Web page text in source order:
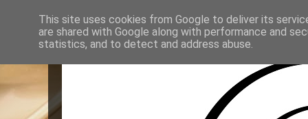
This site uses cookies from Google to deliver its
are shared with Google along with performance and
statistics, and to detect and address abuse.